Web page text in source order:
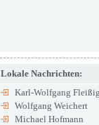
Lokale Nachrichten:
Karl-Wolfgang
Wolfgang Weichert
Michael Hofmann